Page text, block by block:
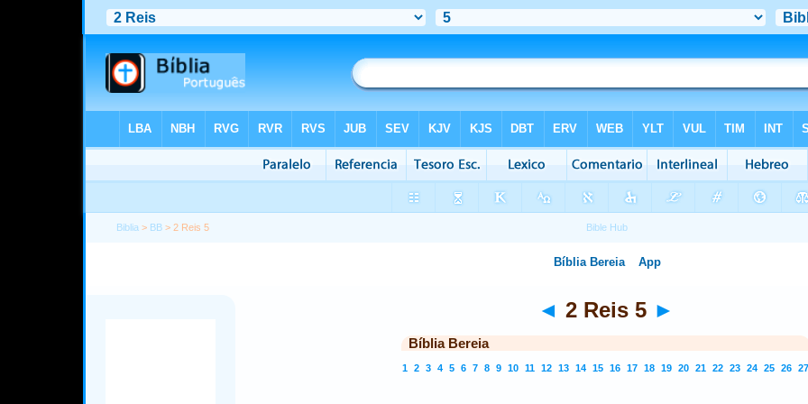
Biblia > BB > 2 Reis 5
◄ 2 Reis 5 ►
Bíblia Bereia
1 2 3 4 5 6 7 8 9 10 11 12 13 14 15 16 17 18 19 20 21 22 23 24 25 26 27